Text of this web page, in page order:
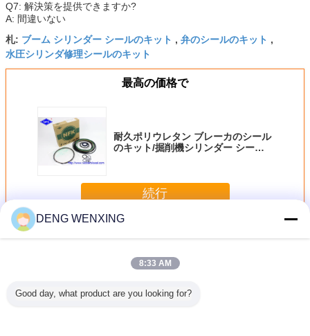
Q7: 解決策を提供できますか?
A: 間違いない
札: ブーム シリンダー シールのキット , 弁のシールのキット ,
水圧シリンダ修理シールのキット
最高の価格で
耐久ポリウレタン ブレーカのシール
のキット/掘削機シリンダー シール
続行
多くブレーカのシールのキット
DENG WENXING
8:33 AM
Good day, what product are you looking for?